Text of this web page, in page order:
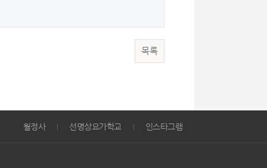
목록
월정사 선명상요가학교 인스타그램